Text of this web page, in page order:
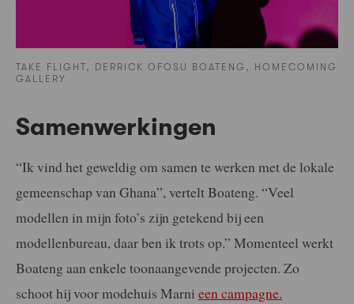
TAKE FLIGHT, DERRICK OFOSU BOATENG, HOMECOMING
GALLERY
Samenwerkingen
“Ik vind het geweldig om samen te werken met de lokale
gemeenschap van Ghana”, vertelt Boateng. “Veel
modellen in mijn foto’s zijn getekend bij een
modellenbureau, daar ben ik trots op.” Momenteel werkt
Boateng aan enkele toonaangevende projecten. Zo
schoot hij voor modehuis Marni een campagne.